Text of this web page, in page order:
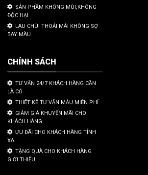
SẢN PHẦM KHÔNG MÙI,KHÔNG
ĐỘC HẠI
LAU CHÙI THOẢI MÁI KHÔNG SỢ
BAY MÀU
CHÍNH SÁCH
TƯ VẤN 24/7 KHÁCH HÀNG CẦN
LÀ CÓ
THIẾT KẾ TƯ VẤN MẪU MIỄN PHÍ
GIẢM GIÁ KHUYẾN MÃI CHO
KHÁCH HÀNG
ƯU ĐÃI CHO KHÁCH HÀNG TỈNH
XA
TẶNG QUÀ CHO KHÁCH HÀNG
GIỚI THIỆU